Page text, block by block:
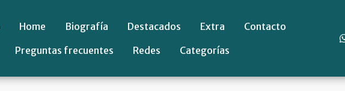
Home Biografía Destacados Extra
Contacto
Preguntas frecuentes
Redes Categorías